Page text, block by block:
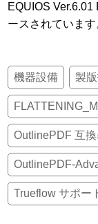
EQUIOS
ースされています
機器設備 製
OutlinePDF 互換
OutlinePDF-
Trueflow サポー